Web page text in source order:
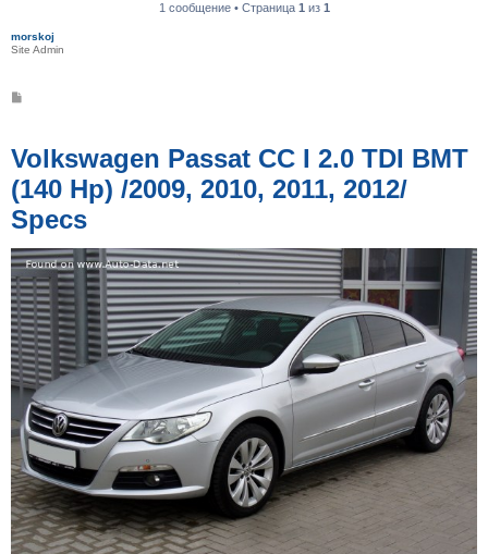
1 сообщение • Страница 1 из 1
morskoj
Site Admin
щ
е
и
е
Volkswagen Passat CC I 2.0 TDI BMT
(140 Hp) /2009, 2010, 2011, 2012/
Specs